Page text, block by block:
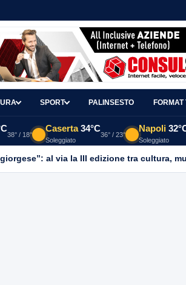
SPORT PALINSESTO FORMAT
38° / 18°
Caserta 34°C
Soleggiato
36° / 23°
Napoli
Soleggiato
al via la III edizione tra cultura,